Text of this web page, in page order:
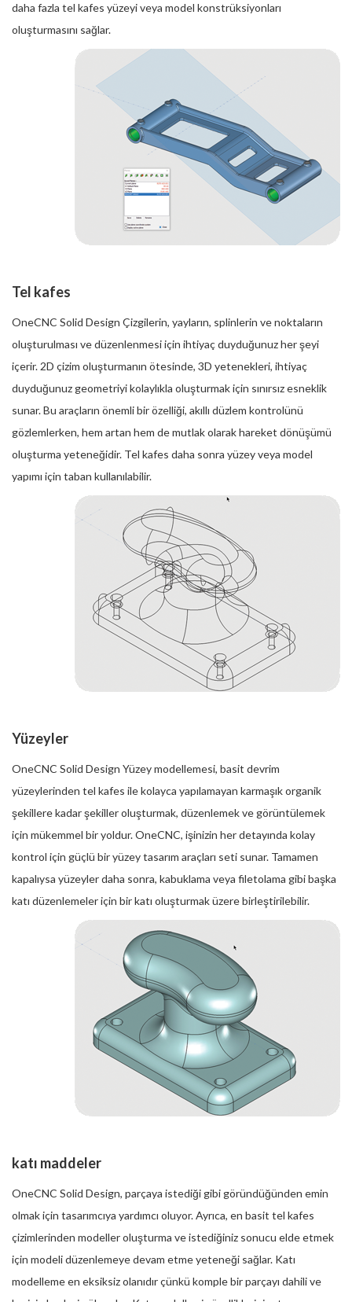
daha fazla tel kafes yüzeyi veya model konstrüksiyonları
oluşturmasını sağlar.
Tel kafes
OneCNC Solid Design Çizgilerin, yayların, splinlerin ve noktaların
oluşturulması ve düzenlenmesi için ihtiyaç duyduğunuz her şeyi
içerir. 2D çizim oluşturmanın ötesinde, 3D yetenekleri, ihtiyaç
duyduğunuz geometriyi kolaylıkla oluşturmak için sınırsız esneklik
sunar. Bu araçların önemli bir özelliği, akıllı düzlem kontrolünü
gözlemlerken, hem artan hem de mutlak olarak hareket dönüşümü
oluşturma yeteneğidir. Tel kafes daha sonra yüzey veya model
yapımı için taban kullanılabilir.
Yüzeyler
OneCNC Solid Design Yüzey modellemesi, basit devrim
yüzeylerinden tel kafes ile kolayca yapılamayan karmaşık organik
şekillere kadar şekiller oluşturmak, düzenlemek ve görüntülemek
için mükemmel bir yoldur. OneCNC, işinizin her detayında kolay
kontrol için güçlü bir yüzey tasarım araçları seti sunar. Tamamen
kapalıysa yüzeyler daha sonra, kabuklama veya filetolama gibi başka
katı düzenlemeler için bir katı oluşturmak üzere birleştirilebilir.
katı maddeler
OneCNC Solid Design, parçaya istediği gibi göründüğünden emin
olmak için tasarımcıya yardımcı oluyor. Ayrıca, en basit tel kafes
çizimlerinden modeller oluşturma ve istediğiniz sonucu elde etmek
için modeli düzenlemeye devam etme yeteneği sağlar. Katı
modelleme en eksiksiz olanıdır çünkü komple bir parçayı dahili ve